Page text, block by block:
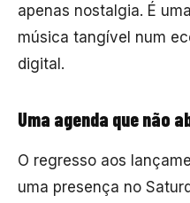
apenas nostalgia. É
música tangível num
digital.
Uma agenda que não
O regresso aos
uma presença no